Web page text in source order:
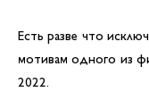
Есть разве что
мотивам одного из
2022.